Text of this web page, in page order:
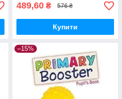
489,60 ₴ 576 ₴
Купити
–15%